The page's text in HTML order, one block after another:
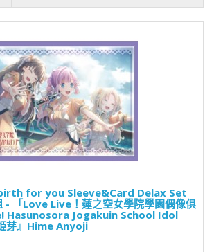
for you Sleeve&Card Delax Set
- 「Love Live！蓮之空女學院學園偶像俱
Hasunosora Jogakuin School Idol
芽』Hime Anyoji